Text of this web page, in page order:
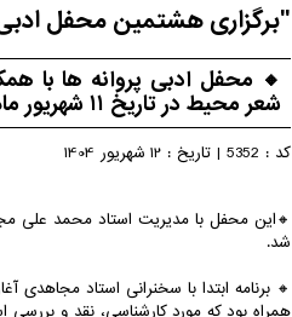
"برگزاری هشتمین محفل
🔸 محفل ادبی پروانه ها با
شعر محیط در تاریخ ۱۱ شهریور ماه ۱۴۰۴ در مجتمع فرهنگی یادگار امام (ره) برگزار شد.
کد : 5352
| تاریخ : 12 شهریور 1404
🔸این محفل با مدیریت استاد محمد علی
شد.
🔸 برنامه ابتدا با سخنرانی استاد مجاهدی
همراه بود که مورد کارشناسی، نقد و بررسی